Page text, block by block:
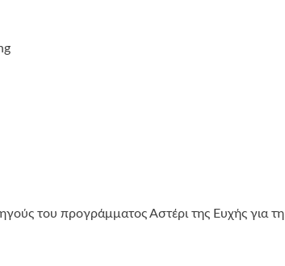
του προγράμματος Αστέρι της Ευχής για τη